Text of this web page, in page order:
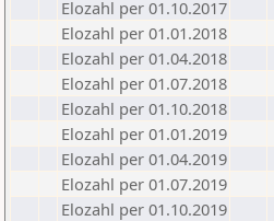
Elozahl per 01.10.2017
Elozahl per 01.01.2018
Elozahl per 01.04.2018
Elozahl per 01.07.2018
Elozahl per 01.10.2018
Elozahl per 01.01.2019
Elozahl per 01.04.2019
Elozahl per 01.07.2019
Elozahl per 01.10.2019